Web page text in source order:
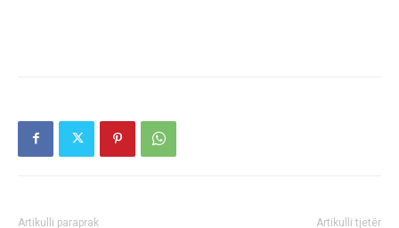
Artikulli paraprak Artikulli tjetër